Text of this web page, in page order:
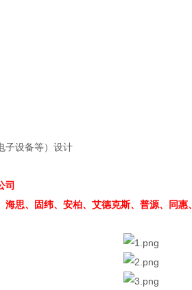
子设备等）设计
司
思、固纬、安柏、艾德克斯、普源、同惠